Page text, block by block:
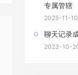
专属管辖
2025-11-10
聊天记录
2023-10-